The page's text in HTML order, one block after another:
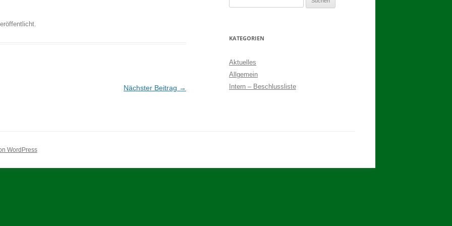
2017
1. TAG DES SCHÜTZENFESTES
Nächster Beitrag →
KATEGORIEN
Aktuelles
Allgemein
Intern – Beschlussliste
WordPress